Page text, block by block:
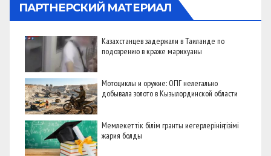
ПАРТНЕРСКИЙ МАТЕРИАЛ
Казахстанцев задержали в Таиланде по
подозрению в краже марихуаны
Мотоциклы и оружие: ОПГ нелегально
добывала золото в Кызылординской области
Мемлекеттік білім гранты иегерлерінің тізімі
жария болды